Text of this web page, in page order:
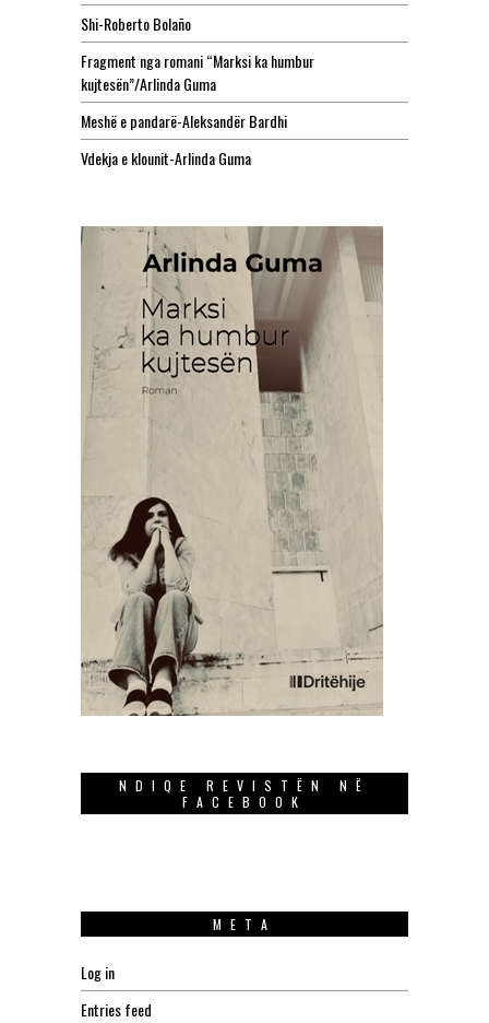
Shi-Roberto Bolaño
Fragment nga romani “Marksi ka humbur
kujtesën”/Arlinda Guma
Meshë e pandarë-Aleksandër Bardhi
Vdekja e klounit-Arlinda Guma
NDIQE REVISTËN NË
FACEBOOK
META
Log in
Entries feed